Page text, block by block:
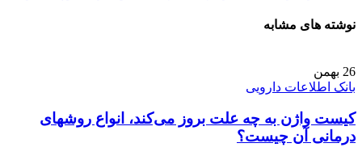
نوشته های مشابه
26 بهمن
بانک اطلاعات دارویی
کیست واژن به چه علت بروز می‌کند، انواع روشهای
درمانی آن چیست؟